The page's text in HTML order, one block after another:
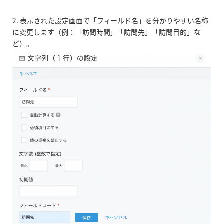
2. 表示された設定画面で「フィールド名」を分かりやすい名称
に変更します（例：「訪問時間」「訪問先」「訪問目的」な
ど）。